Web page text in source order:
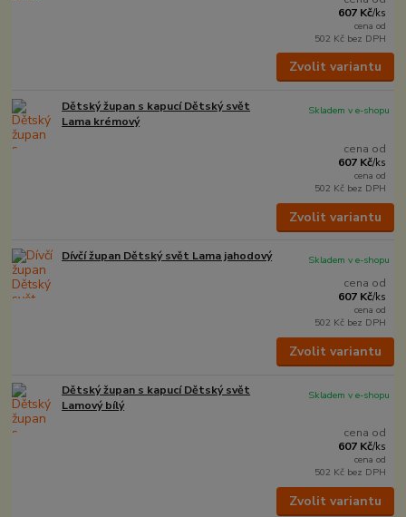
607 Kč/ks
cena od
502 Kč bez DPH
Zvolit variantu
Dětský župan s kapucí Dětský svět
Lama krémový
cena od
607 Kč/ks
cena od
502 Kč bez DPH
Skladem v e-shopu
Zvolit variantu
Dívčí župan Dětský svět Lama jahodový
cena od
607 Kč/ks
cena od
502 Kč bez DPH
Skladem v e-shopu
Zvolit variantu
Dětský župan s kapucí Dětský svět
Lamový bílý
cena od
607 Kč/ks
cena od
502 Kč bez DPH
Skladem v e-shopu
Zvolit variantu